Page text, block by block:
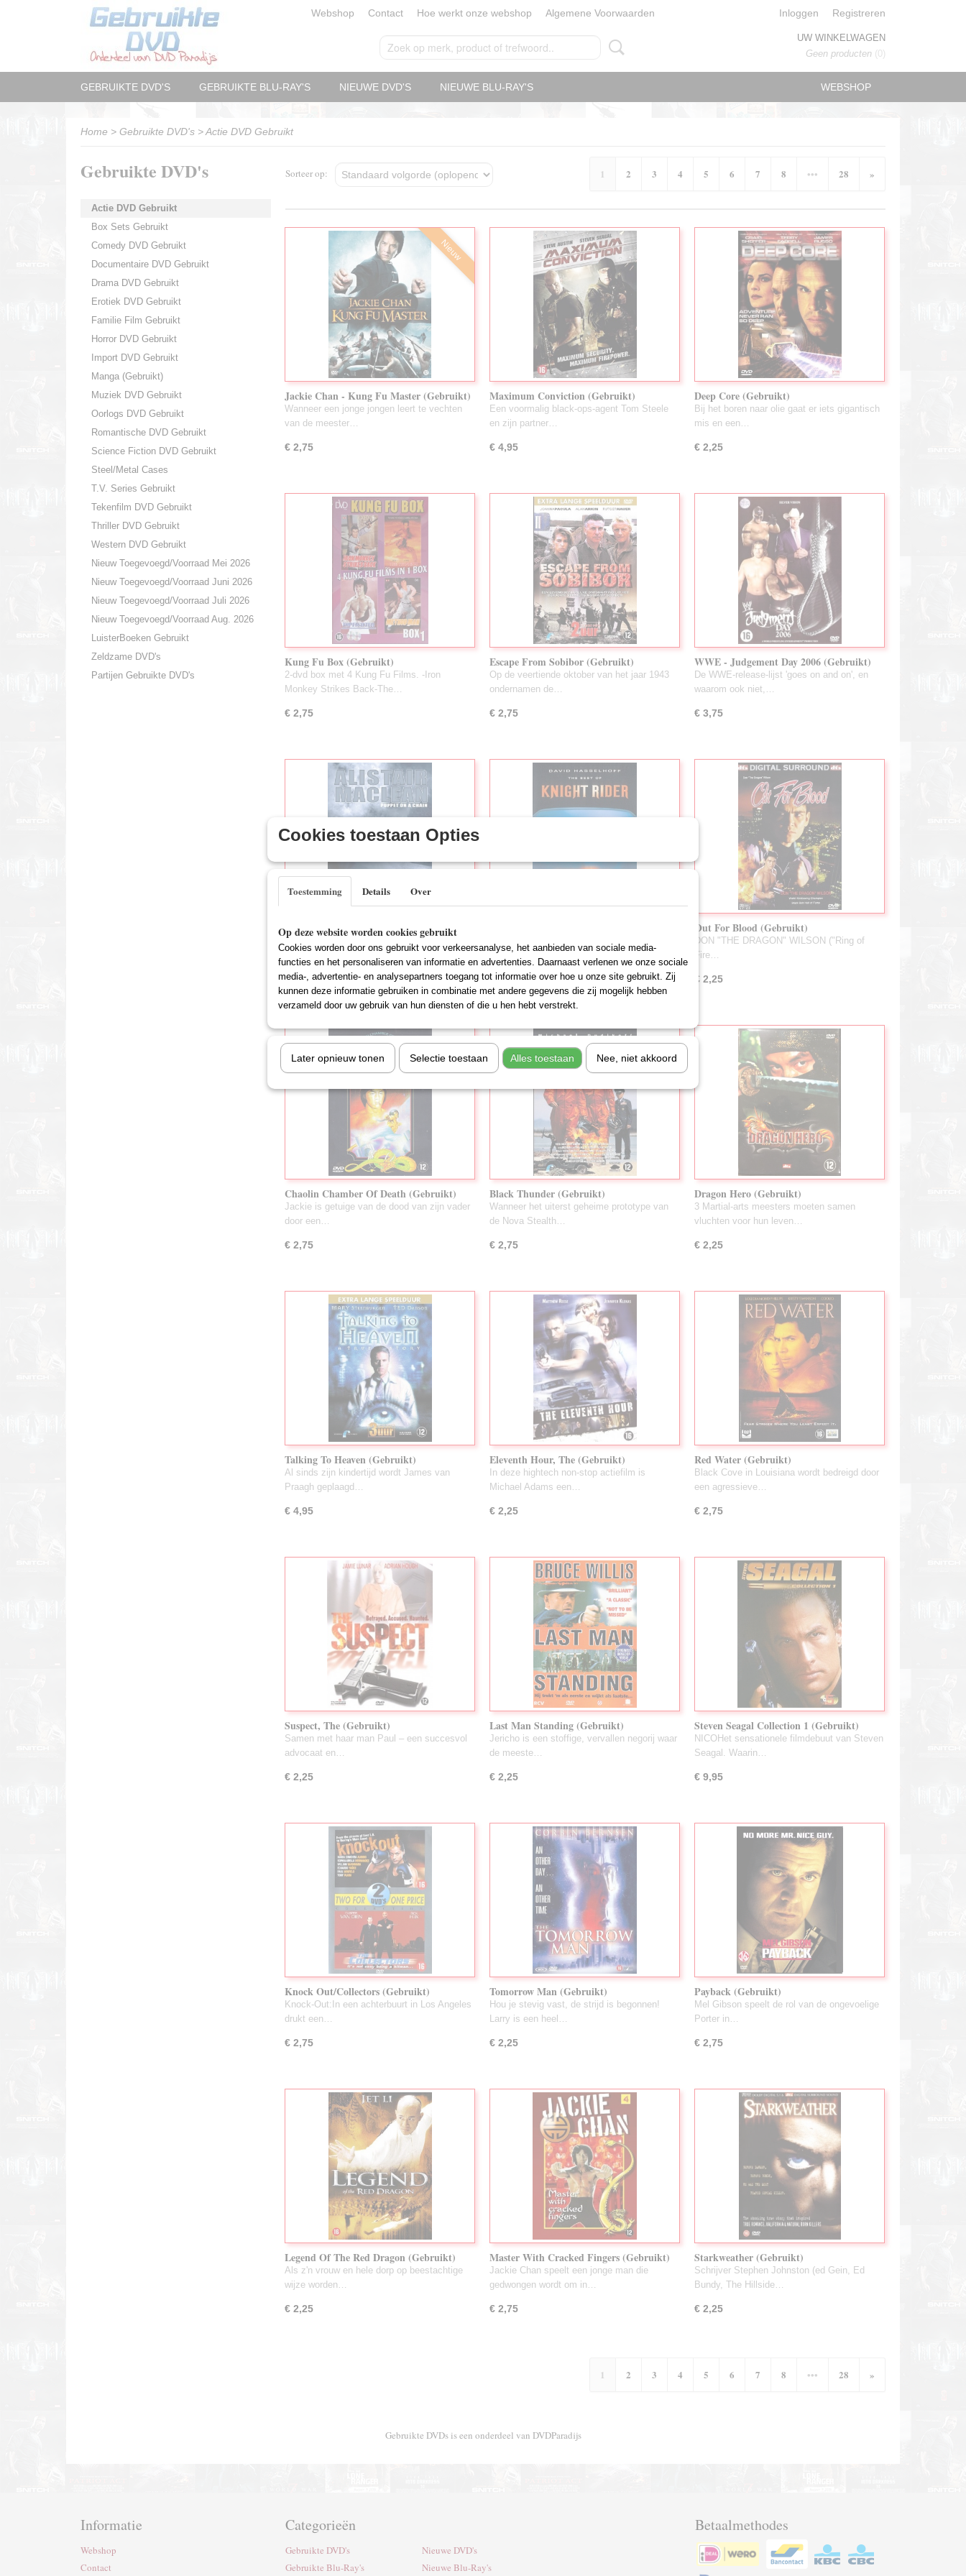
Webshop Contact Hoe werkt onze webshop Algemene Voorwaarden Inloggen Registreren
UW WINKELWAGEN
Geen producten (0)
WEBSHOP
GEBRUIKTE DVD'S GEBRUIKTE BLU-RAY'S NIEUWE DVD'S NIEUWE BLU-RAY'S
Home > Gebruikte DVD's >Actie DVD Gebruikt
Gebruikte DVD's
Actie DVD Gebruikt
Box Sets Gebruikt
Comedy DVD Gebruikt
Documentaire DVD Gebruikt
Drama DVD Gebruikt
Erotiek DVD Gebruikt
Familie Film Gebruikt
Horror DVD Gebruikt
Import DVD Gebruikt
Manga (Gebruikt)
Muziek DVD Gebruikt
Oorlogs DVD Gebruikt
Romantische DVD Gebruikt
Science Fiction DVD Gebruikt
Steel/Metal Cases
T.V. Series Gebruikt
Tekenfilm DVD Gebruikt
Thriller DVD Gebruikt
Western DVD Gebruikt
Nieuw Toegevoegd/Voorraad Mei 2026
Nieuw Toegevoegd/Voorraad Juni 2026
Nieuw Toegevoegd/Voorraad Juli 2026
Nieuw Toegevoegd/Voorraad Aug. 2026
LuisterBoeken Gebruikt
Zeldzame DVD's
Partijen Gebruikte DVD's
Sorteer op: 1 2 3 4 5 6 7 8 ••• 28 »
Nieuw
Jackie Chan - Kung Fu Master (Gebruikt)
Wanneer een jonge jongen leert te vechten
van de meester…
€ 2,75
Maximum Conviction (Gebruikt)
Een voormalig black-ops-agent Tom Steele
en zijn partner…
€ 4,95
Deep Core (Gebruikt)
Bij het boren naar olie gaat er iets gigantisch
mis en een…
€ 2,25
Kung Fu Box (Gebruikt)
2-dvd box met 4 Kung Fu Films. -Iron
Monkey Strikes Back-The…
€ 2,75
Escape From Sobibor (Gebruikt)
Op de veertiende oktober van het jaar 1943
ondernamen de…
€ 2,75
WWE - Judgement Day 2006 (Gebruikt)
De WWE-release-lijst 'goes on and on', en
waarom ook niet,…
€ 3,75
Puppet On A Chain (Gebruikt)
Paul Sherman van het drugsbestrijdingsteam
van Interpol…
€ 3,75
de mysterieuze…
€ 4,95
Out For Blood (Gebruikt)
DON "THE DRAGON" WILSON ("Ring of
Fire…
€ 2,25
Chaolin Chamber Of Death (Gebruikt)
Jackie is getuige van de dood van zijn vader
door een…
€ 2,75
Black Thunder (Gebruikt)
Wanneer het uiterst geheime prototype van
de Nova Stealth…
€ 2,75
Dragon Hero (Gebruikt)
3 Martial-arts meesters moeten samen
vluchten voor hun leven…
€ 2,25
Talking To Heaven (Gebruikt)
Al sinds zijn kindertijd wordt James van
Praagh geplaagd…
€ 4,95
Eleventh Hour, The (Gebruikt)
In deze hightech non-stop actiefilm is
Michael Adams een…
€ 2,25
Red Water (Gebruikt)
Black Cove in Louisiana wordt bedreigd door
een agressieve…
€ 2,75
Suspect, The (Gebruikt)
Samen met haar man Paul – een succesvol
advocaat en…
€ 2,25
Last Man Standing (Gebruikt)
Jericho is een stoffige, vervallen negorij waar
de meeste…
€ 2,25
Steven Seagal Collection 1 (Gebruikt)
NICOHet sensationele filmdebuut van Steven
Seagal. Waarin…
€ 9,95
Knock Out/Collectors (Gebruikt)
Knock-Out:In een achterbuurt in Los Angeles
drukt een…
€ 2,75
Tomorrow Man (Gebruikt)
Hou je stevig vast, de strijd is begonnen!
Larry is een heel…
€ 2,25
Payback (Gebruikt)
Mel Gibson speelt de rol van de ongevoelige
Porter in…
€ 2,75
Legend Of The Red Dragon (Gebruikt)
Als z'n vrouw en hele dorp op beestachtige
wijze worden…
€ 2,25
Master With Cracked Fingers (Gebruikt)
Jackie Chan speelt een jonge man die
gedwongen wordt om in…
€ 2,75
Starkweather (Gebruikt)
Schrijver Stephen Johnston (ed Gein, Ed
Bundy, The Hillside…
€ 2,25
1 2 3 4 5 6 7 8 ••• 28 »
Gebruikte DVDs is een onderdeel van DVDParadijs
Informatie
Webshop
Contact
Categorieën
Gebruikte DVD's
Gebruikte Blu-Ray's
Nieuwe DVD's
Nieuwe Blu-Ray's
Betaalmethodes
Cookies toestaan Opties
Toestemming Details Over
Op deze website worden cookies gebruikt
Cookies worden door ons gebruikt voor verkeersanalyse, het aanbieden van sociale media-
functies en het personaliseren van informatie en advertenties. Daarnaast verlenen we onze sociale
media-, advertentie- en analysepartners toegang tot informatie over hoe u onze site gebruikt. Zij
kunnen deze informatie gebruiken in combinatie met andere gegevens die zij mogelijk hebben
verzameld door uw gebruik van hun diensten of die u hen hebt verstrekt.
Later opnieuw tonen Selectie toestaan Alles toestaan Nee, niet akkoord